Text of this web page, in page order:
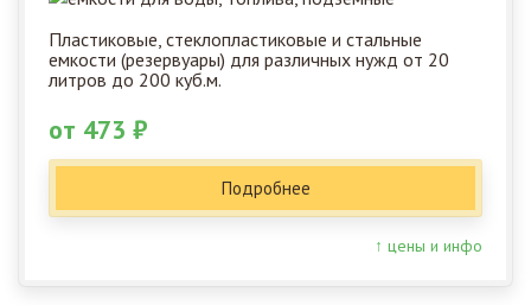
Пластиковые, стеклопластиковые и стальные
емкости (резервуары) для различных нужд от 20
литров до 200 куб.м.
от 473 ₽
Подробнее
↑ цены и инфо